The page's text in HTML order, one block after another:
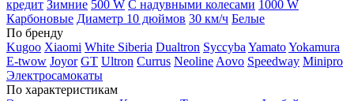
кредит Зимние 500 W С надувными колесами 1000 W
Карбоновые Диаметр 10 дюймов 30 км/ч Белые
По бренду
Kugoo Xiaomi White Siberia Dualtron Syccyba YamatoYokamura
E-twow Joyor GT Ultron Currus Neoline Aovo Speedway Minipro
Электросамокаты
По характеристикам